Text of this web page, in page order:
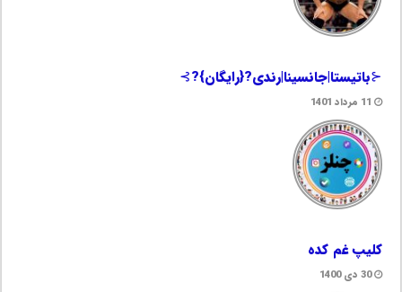
⊰باتیستا|جانسینا|رندی?{رایگان}?⊱
11 مرداد 1401
کلیپ غم کده
30 دی 1400